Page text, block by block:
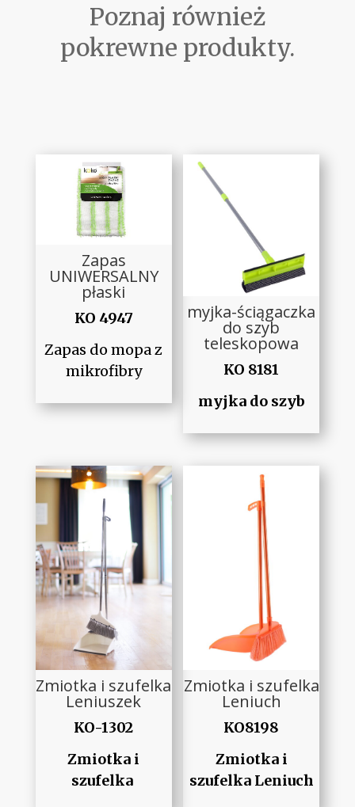
Poznaj również
pokrewne produkty.
Zapas
UNIWERSALNY
płaski
KO 4947
Zapas do mopa z
mikrofibry
myjka-ściągaczka
do szyb
teleskopowa
KO 8181
myjka do szyb
Zmiotka i szufelka
Leniuszek
KO-1302
Zmiotka i
szufelka
Zmiotka i szufelka
Leniuch
KO8198
Zmiotka i
szufelka Leniuch